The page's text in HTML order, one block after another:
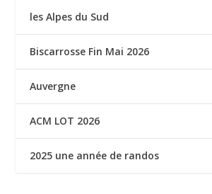
les Alpes du Sud
Biscarrosse Fin Mai 2026
Auvergne
ACM LOT 2026
2025 une année de randos